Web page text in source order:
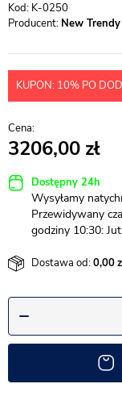
K-0250
Producent: New Trendy
KUPON: 10% PO
3206,00
Dostępny 24h
Wysyłamy
Przewidywany
godziny 10:30:
Dostawa od:0,00